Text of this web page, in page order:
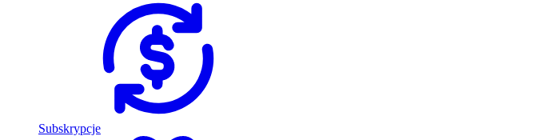
Subskrypcje